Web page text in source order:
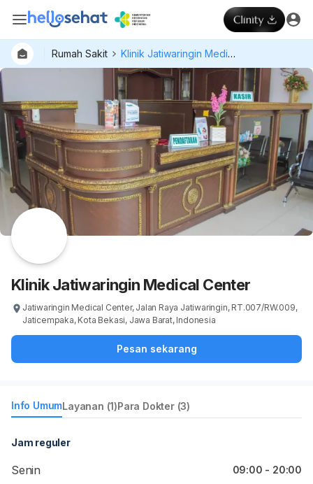
Rumah Sakit Klinik Jatiwaringin Medical Center
Klinik Jatiwaringin Medical Center
Jatiwaringin Medical Center, Jalan Raya Jatiwaringin, RT.007/RW.009,
Jaticempaka, Kota Bekasi, Jawa Barat, Indonesia
Pesan sekarang
Info UmumLayanan (1)Para Dokter (3)
Jam reguler
Senin 09:00 - 20:00
Hospital